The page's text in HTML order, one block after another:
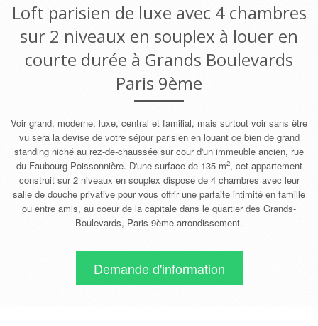
Loft parisien de luxe avec 4 chambres
sur 2 niveaux en souplex à louer en
courte durée à Grands Boulevards
Paris 9ème
Voir grand, moderne, luxe, central et familial, mais surtout voir sans être
vu sera la devise de votre séjour parisien en louant ce bien de grand
standing niché au rez-de-chaussée sur cour d'un immeuble ancien, rue
du Faubourg Poissonnière. D'une surface de 135 m2, cet appartement
construit sur 2 niveaux en souplex dispose de 4 chambres avec leur
salle de douche privative pour vous offrir une parfaite intimité en famille
ou entre amis, au coeur de la capitale dans le quartier des Grands-
Boulevards, Paris 9ème arrondissement.
Demande d'information